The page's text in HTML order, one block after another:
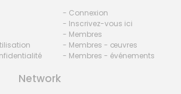
- Connexion
- Inscrivez-vous ici
- Membres
- Membres - œuvres
- Membres - événements
Network